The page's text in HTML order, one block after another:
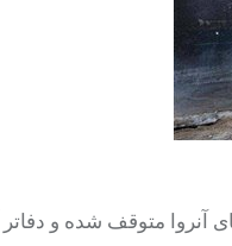
آنروا متوقف شده و دفاتر